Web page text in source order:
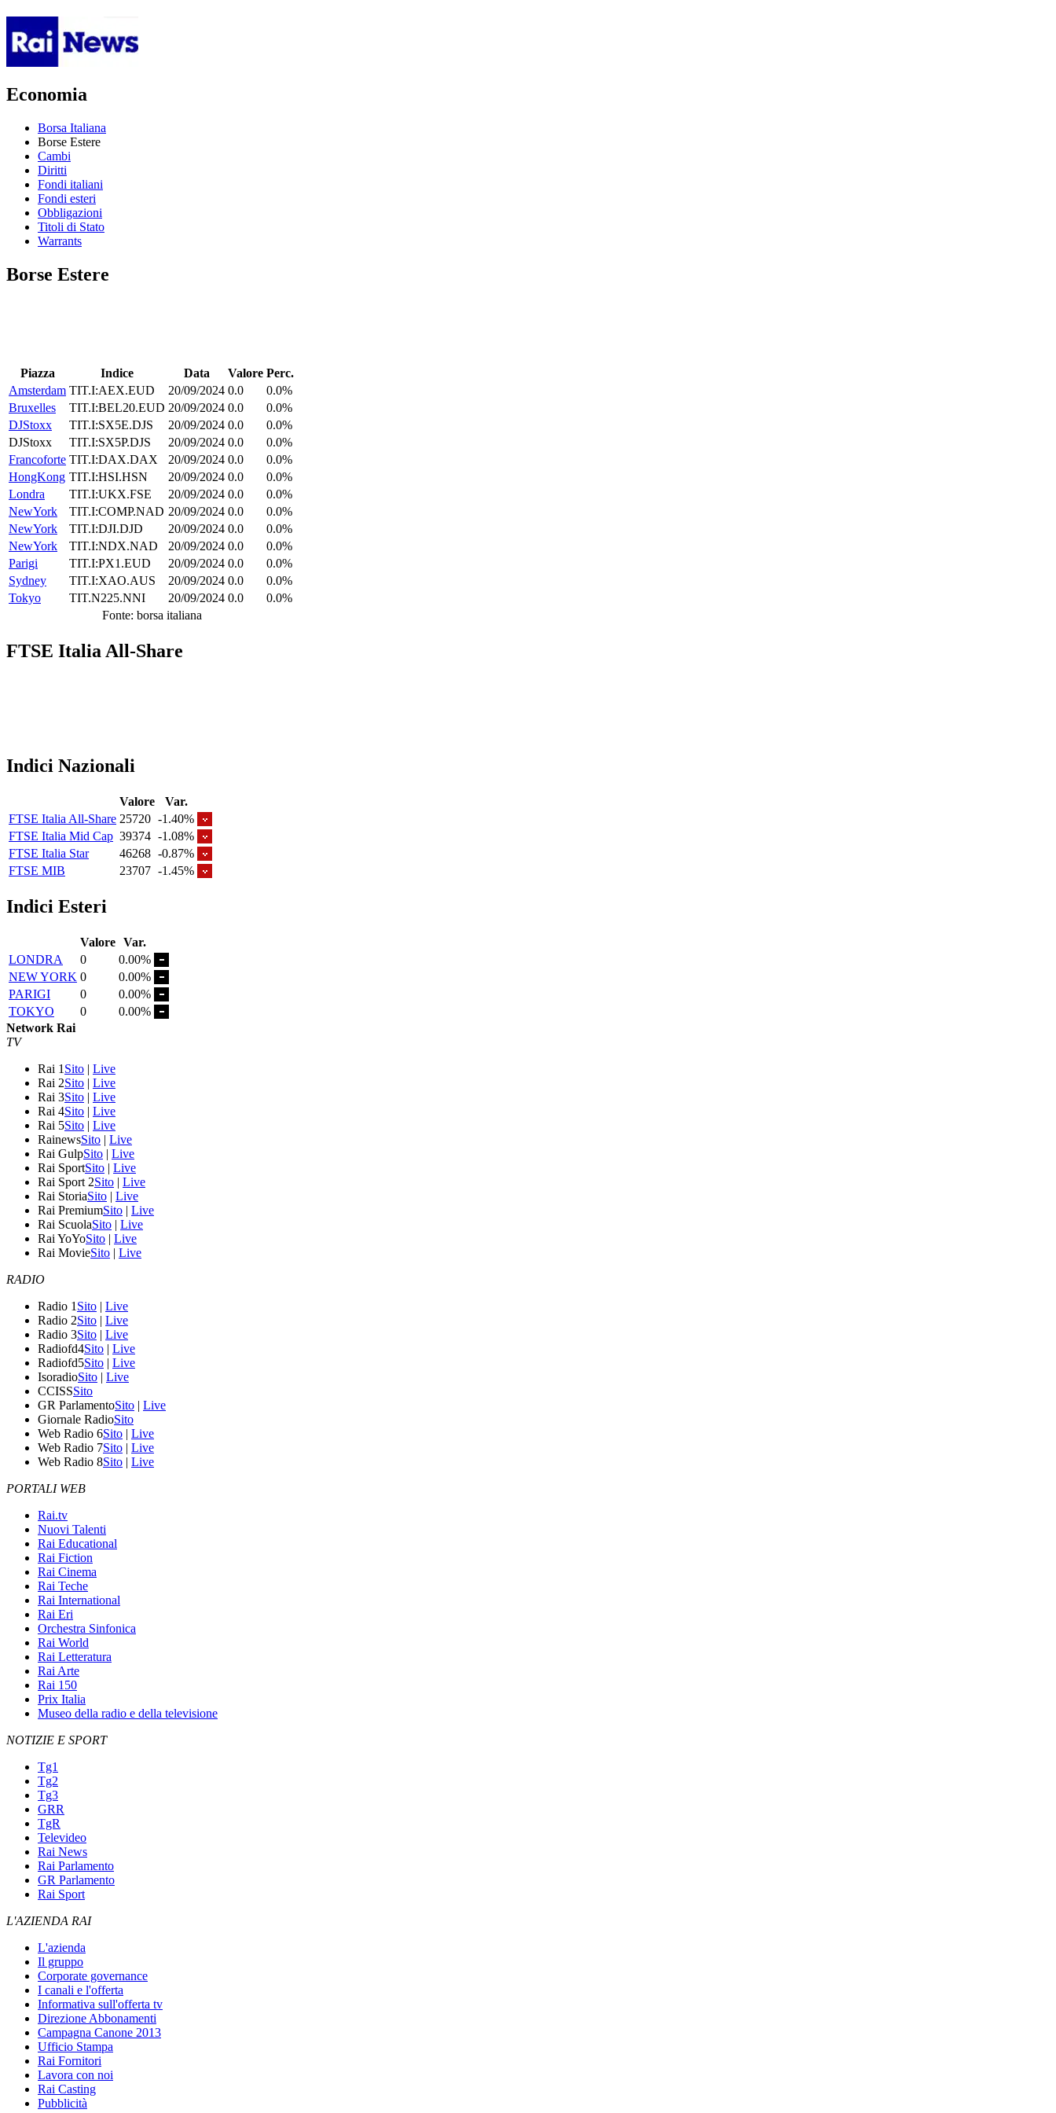
Economia
Borsa Italiana
Borse Estere
Cambi
Diritti
Fondi italiani
Fondi esteri
Obbligazioni
Titoli di Stato
Warrants
Borse Estere
Piazza Indice Data Valore Perc.
Amsterdam TIT.I:AEX.EUD 20/09/2024 0.0
0.0%
Bruxelles
TIT.I:BEL20.EUD 20/09/2024 0.0
0.0%
DJStoxx
TIT.I:SX5E.DJS 20/09/2024 0.0
0.0%
DJStoxx
TIT.I:SX5P.DJS 20/09/2024 0.0
0.0%
Francoforte TIT.I:DAX.DAX 20/09/2024 0.0
0.0%
HongKong TIT.I:HSI.HSN 20/09/2024 0.0
0.0%
Londra
TIT.I:UKX.FSE 20/09/2024 0.0
0.0%
NewYork
TIT.I:COMP.NAD 20/09/2024 0.0
0.0%
NewYork
TIT.I:DJI.DJD 20/09/2024 0.0
0.0%
NewYork
TIT.I:NDX.NAD 20/09/2024 0.0
0.0%
Parigi
TIT.I:PX1.EUD 20/09/2024 0.0
0.0%
Sydney
TIT.I:XAO.AUS 20/09/2024 0.0
0.0%
Tokyo
TIT.N225.NNI 20/09/2024 0.0
0.0%
Fonte: borsa italiana
FTSE Italia All-Share
Indici Nazionali
Valore
Var.
FTSE Italia All-Share 25720 -1.40%
FTSE Italia Mid Cap 39374 -1.08%
FTSE Italia Star
46268 -0.87%
FTSE MIB
23707 -1.45%
Indici Esteri
Valore Var.
LONDRA
0
0.00%
NEW YORK 0
0.00%
PARIGI
0
0.00%
TOKYO
0
0.00%
Network Rai
TV
Rai 1 Sito | Live
Rai 2Sito | Live
Rai 3Sito | Live
Rai 4Sito | Live
Rai 5Sito | Live
RainewsSito | Live
Rai GulpSito | Live
Rai SportSito | Live
Rai Sport 2Sito | Live
Rai StoriaSito | Live
Rai PremiumSito | Live
Rai ScuolaSito | Live
Rai YoYoSito | Live
Rai MovieSito | Live
RADIO
Radio 1 Sito | Live
Radio 2Sito | Live
Radio 3Sito | Live
Radiofd4Sito | Live
Radiofd5Sito | Live
IsoradioSito | Live
CCISSSito
GR ParlamentoSito | Live
Giornale RadioSito
Web Radio 6Sito | Live
Web Radio 7Sito | Live
Web Radio 8Sito | Live
PORTALI WEB
Rai.tv
Nuovi Talenti
Rai Educational
Rai Fiction
Rai Cinema
Rai Teche
Rai International
Rai Eri
Orchestra Sinfonica
Rai World
Rai Letteratura
Rai Arte
Rai 150
Prix Italia
Museo della radio e della televisione
NOTIZIE E SPORT
Tg1
Tg2
Tg3
GRR
TgR
Televideo
Rai News
Rai Parlamento
GR Parlamento
Rai Sport
L'AZIENDA RAI
L'azienda
Il gruppo
Corporate governance
I canali e l'offerta
Informativa sull'offerta tv
Direzione Abbonamenti
Campagna Canone 2013
Ufficio Stampa
Rai Fornitori
Lavora con noi
Rai Casting
Pubblicità